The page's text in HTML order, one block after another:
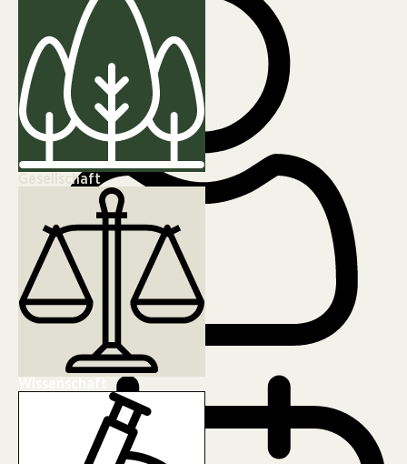
Gesellschaft
Linda Weidinger